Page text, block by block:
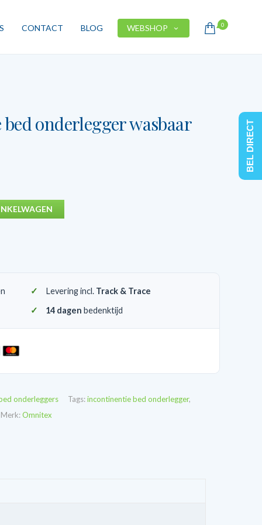
0
CONTACT BLOG WEBSHOP
onderlegger wasbaar
Levering incl. Track & Trace
14 dagen bedenktijd
onderleggers Tags:incontinentie bed onderlegger,
Merk:Omnitex
BEL DIRECT